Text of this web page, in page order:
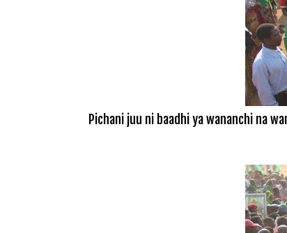
Pichani juu ni baadhi ya wananchi na